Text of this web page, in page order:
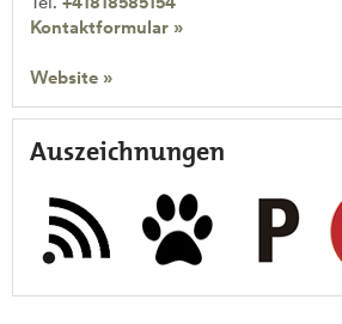
Kontaktformular »
Website »
Auszeichnungen